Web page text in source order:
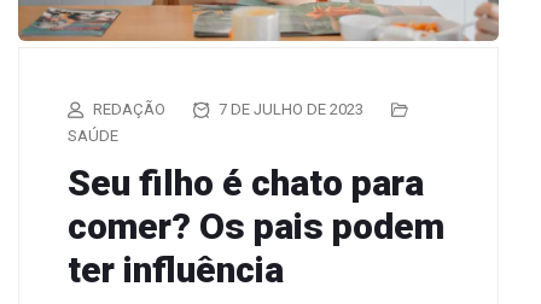
REDAÇÃO
7 DE JULHO DE 2023
SAÚDE
Seu filho é chato para
comer? Os pais podem
ter influência